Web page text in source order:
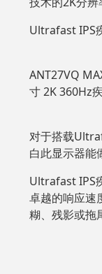
Ultrafast IPS
ANT27VQ
寸 2K 360Hz
对于搭载
白此显示器能
Ultrafast IPS
卓越的响应速
糊、残影或拖